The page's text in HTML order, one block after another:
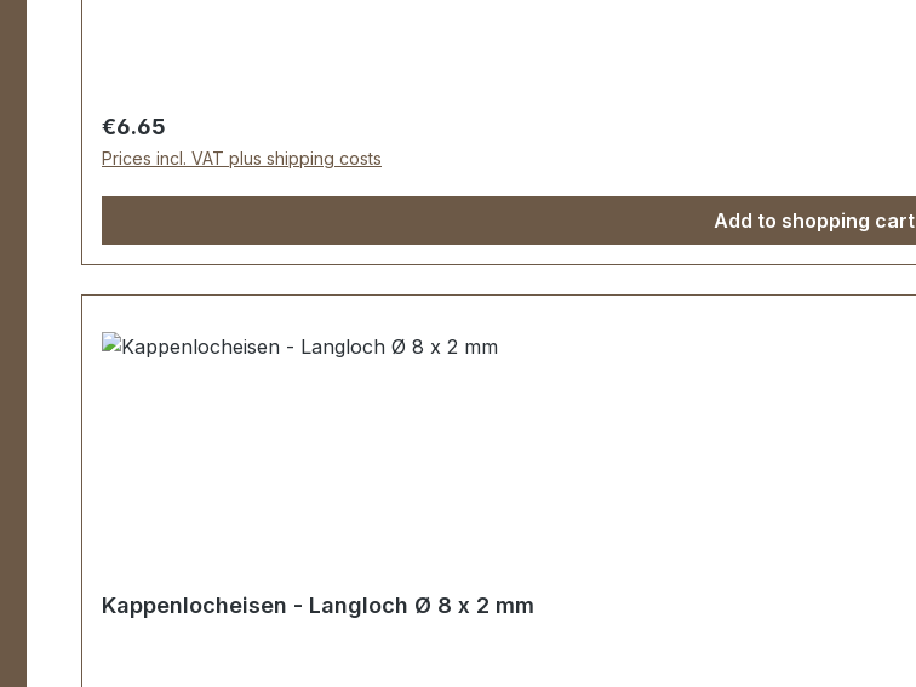
Regular price:
€6.65
Prices incl. VAT plus shipping costs
Add to shopping cart
Kappenlocheisen - Langloch Ø 8 x 2 mm